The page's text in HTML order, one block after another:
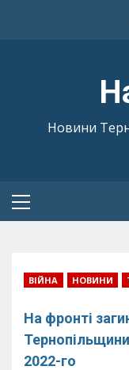
Новини
Primary
ВІЙНА НОВИНИ
На фронті
2022-го